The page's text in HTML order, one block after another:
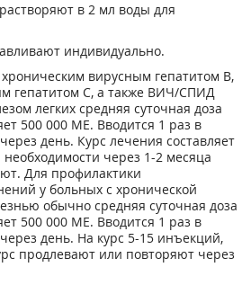
в 2 мл воды для
индивидуально.
вирусным гепатитом В,
гепатитом С, а также ВИЧ/СПИД
легких средняя суточная доза
500 000 ME. Вводится 1 раз в
день. Курс лечения составляет
через 1-2 месяца
Для профилактики
у больных с хронической
обычно средняя суточная доза
500 000 ME. Вводится 1 раз в
день. На курс 5-15 инъекций,
продлевают или повторяют через